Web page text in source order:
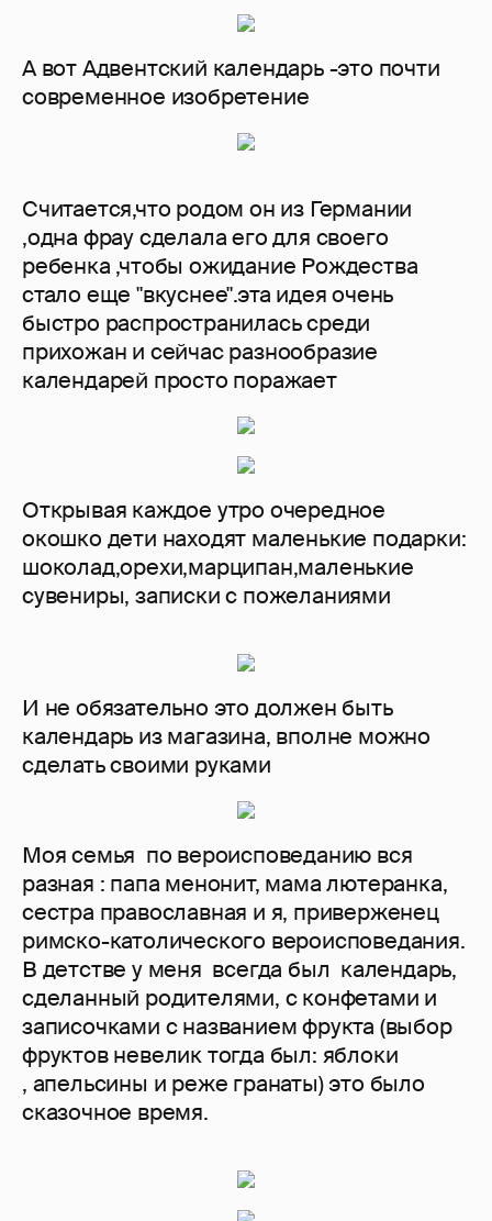
А вот Адвентский календарь -это почти
современное изобретение
Считается,что родом он из Германии
,одна фрау сделала его для своего
ребенка ,чтобы ожидание Рождества
стало еще "вкуснее".эта идея очень
быстро распространилась среди
прихожан и сейчас разнообразие
календарей просто поражает
Открывая каждое утро очередное
окошко дети находят маленькие подарки:
шоколад,орехи,марципан,маленькие
сувениры, записки с пожеланиями
И не обязательно это должен быть
календарь из магазина, вполне можно
сделать своими руками
Моя семья по вероисповеданию вся
разная : папа менонит, мама лютеранка,
сестра православная и я, приверженец
римско-католического вероисповедания.
В детстве у меня всегда был календарь,
сделанный родителями, с конфетами и
записочками с названием фрукта (выбор
фруктов невелик тогда был: яблоки
, апельсины и реже гранаты) это было
сказочное время.